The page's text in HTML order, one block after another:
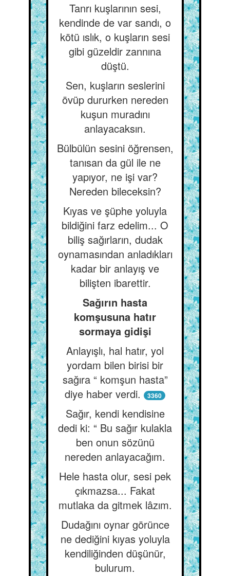
Tanrı kuşlarının sesi,
kendinde de var sandı, o
kötü ıslık, o kuşların sesi
gibi güzeldir zannına
düştü.
Sen, kuşların seslerini
övüp dururken nereden
kuşun muradını
anlayacaksın.
Bülbülün sesini öğrensen,
tanısan da gül ile ne
yapıyor, ne işi var?
Nereden bileceksin?
Kıyas ve şüphe yoluyla
bildiğini farz edelim... O
biliş sağırların, dudak
oynamasından anladıkları
kadar bir anlayış ve
bilişten ibarettir.
Sağırın hasta
komşusuna hatır
sormaya gidişi
Anlayışlı, hal hatır, yol
yordam bilen birisi bir
sağıra “ komşun hasta”
diye haber verdi.
3360
Sağır, kendi kendisine
dedi ki: “ Bu sağır kulakla
ben onun sözünü
nereden anlayacağım.
Hele hasta olur, sesi pek
çıkmazsa... Fakat
mutlaka da gitmek lâzım.
Dudağını oynar görünce
ne dediğini kıyas yoluyla
kendiliğinden düşünür,
bulurum.